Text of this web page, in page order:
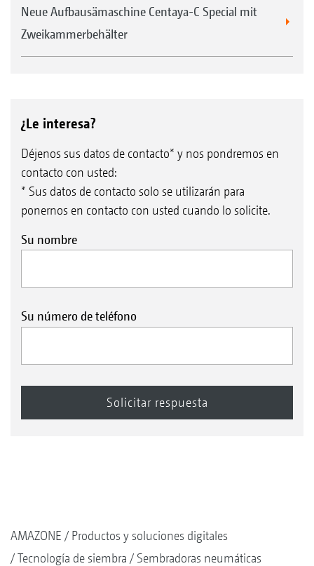
Neue Aufbausämaschine Centaya-C Special mit
Zweikammerbehälter
¿Le interesa?
Déjenos sus datos de contacto* y nos pondremos en
contacto con usted:
* Sus datos de contacto solo se utilizarán para
ponernos en contacto con usted cuando lo solicite.
Su nombre
Su número de teléfono
AMAZONE
Productos y soluciones digitales
Tecnología de siembra
Sembradoras neumáticas